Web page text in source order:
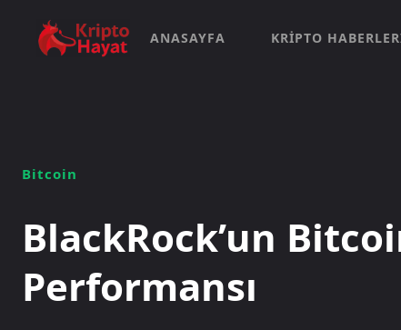
ANASAYFA KRIPTO
Bitcoin
BlackRock’un
Performansı